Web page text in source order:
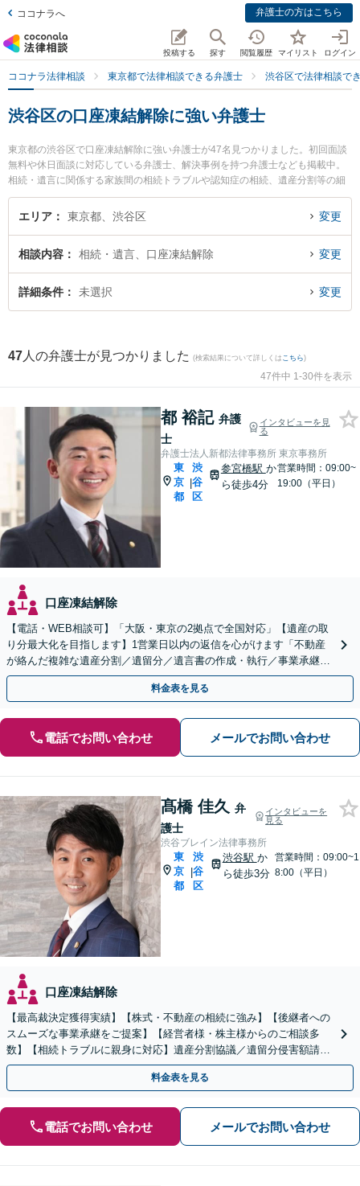
ココナラへ 弁護士の方はこちら
投稿する 探す 閲覧履歴 マイリスト ログイン
ココナラ法律相談 東京都で法律相談できる弁護士 渋谷区で法律相談で
渋谷区の口座凍結解除に強い弁護士
東京都の渋谷区で口座凍結解除に強い弁護士が47名見つかりました。初回面談
無料や休日面談に対応している弁護士、解決事例を持つ弁護士なども掲載中。
相続・遺言に関係する家族間の相続トラブルや認知症の相続、遺産分割等の細
かな分野での絞り込み検索もでき便利です。特に弁護士法人新都法律事務所 東
京事務所の都 裕記弁護士や渋谷ブレイン法律事務所の髙橋 佳久弁護士、弁護士
のトラブルを今すぐに弁護士に相談したい』『口座凍結解除のトラブル解決の
実績豊富な近くの弁護士を検索したい』『初回相談無料で口座凍結解除を法律
相談できる渋谷区内の弁護士に相談予約したい』などでお困りの相談者さんに
エリア 東京都、渋谷区 変更
相談内容 相続・遺言、口座凍結解除 変更
詳細条件 未選択 変更
47 人の弁護士が見つかりました (検索結果について詳しくは こちら)
47件中 1-30件を表示
都 裕記 弁護
士
インタビューを見
る
弁護士法人新都法律事務所 東京事務所
東
京
都
|
渋
谷
区
参宮橋駅 か
ら徒歩4分
営業時間：09:00~
19:00（平日）
口座凍結解除
【電話・WEB相談可】「大阪・東京の2拠点で全国対応」【遺産の取
り分最大化を目指します】1営業日以内の返信を心がけます「不動産
が絡んだ複雑な遺産分割／遺留分／遺言書の作成・執行／事業承継な
ど、お任せください」【休日相談あり】
料金表を見る
電話でお問い合わせ メールでお問い合わせ
髙橋 佳久 弁
護士
インタビューを
見る
渋谷ブレイン法律事務所
東
京
都
|
渋
谷
区
渋谷駅 か
ら徒歩3分
営業時間：09:00~1
8:00（平日）
口座凍結解除
【最高裁決定獲得実績】【株式・不動産の相続に強み】【後継者への
スムーズな事業承継をご提案】【経営者様・株主様からのご相談多
数】【相続トラブルに親身に対応】遺産分割協議／遺留分侵害額請求
／遺言書作成も丁寧に対応【40分相談無料】【渋谷駅3分】
料金表を見る
電話でお問い合わせ メールでお問い合わせ